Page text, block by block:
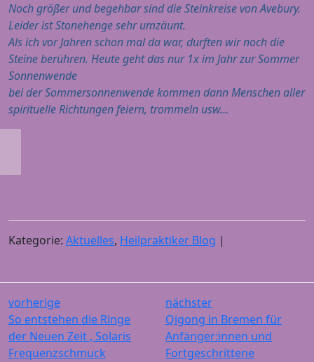
Noch größer und begehbar sind die Steinkreise von Avebury.
Leider ist Stonehenge sehr umzäunt.
Als ich vor Jahren schon mal da war, durften wir noch die
Steine berühren. Heute geht das nur 1x im Jahr zur Sommer
Sonnenwende
bei der Sommersonnenwende kommen dann Menschen aller
spirituelle Richtungen feiern, trommeln usw…
Kategorie: Aktuelles, Heilpraktiker Blog |
vorherige
So entstehen die Ringe
der Neuen Zeit , Solaris
Frequenzschmuck
nächster
Qigong in Bremen für
Anfänger:innen und
Fortgeschrittene